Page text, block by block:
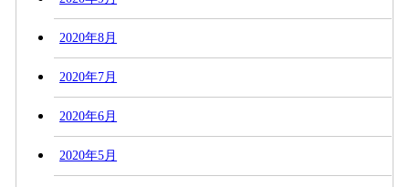
2020年8月
2020年7月
2020年6月
2020年5月